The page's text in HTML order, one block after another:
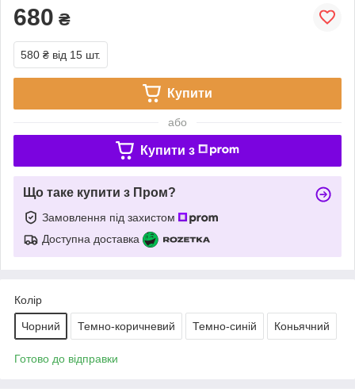
680 ₴
580 ₴ від 15 шт.
Купити
або
Купити з
Що таке купити з Пром?
Замовлення під захистом
Доступна доставка
Колір
Чорний Темно-коричневий Темно-синій Коньячний
Готово до відправки